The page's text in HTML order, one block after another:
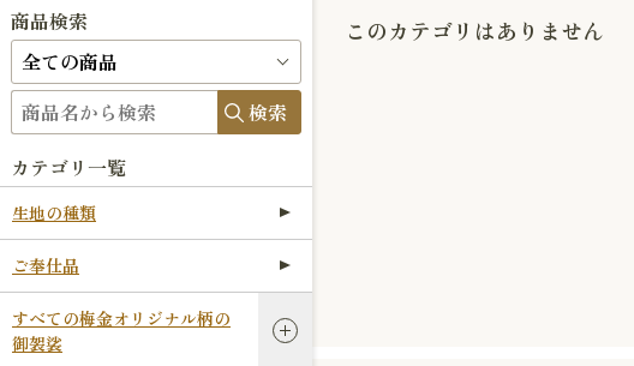
商品検索
検索
カテゴリ一覧
生地の種類
ご奉仕品
すべての梅金オリジナル柄の
御袈裟
このカテゴリはありません